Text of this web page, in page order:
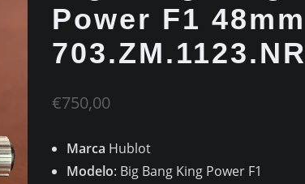
Power F1 48mm
€750,00
Marca Hublot
Modelo: Big Bang King Power F1